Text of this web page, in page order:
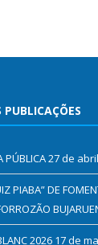
PÚBLICA27 de
PIABA” DE
2026 17 de